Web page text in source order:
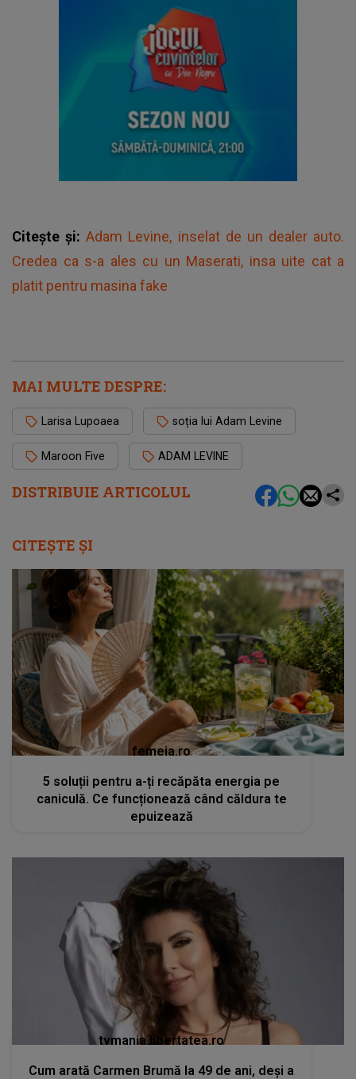
DISTRIBUIE ARTICOLUL
Citește și:Adam Levine, inselat de un dealer auto.
Credea ca s-a ales cu un Maserati, insa uite cat a
platit pentru masina fake
MAI MULTE DESPRE:
Larisa Lupoaea soția lui Adam Levine
Maroon Five ADAM LEVINE
CITEȘTE ȘI
femeia.ro
5 soluții pentru a-ți recăpăta energia pe
caniculă. Ce funcționează când căldura te
epuizează
tvmania.libertatea.ro
Cum arată Carmen Brumă la 49 de ani, deși a